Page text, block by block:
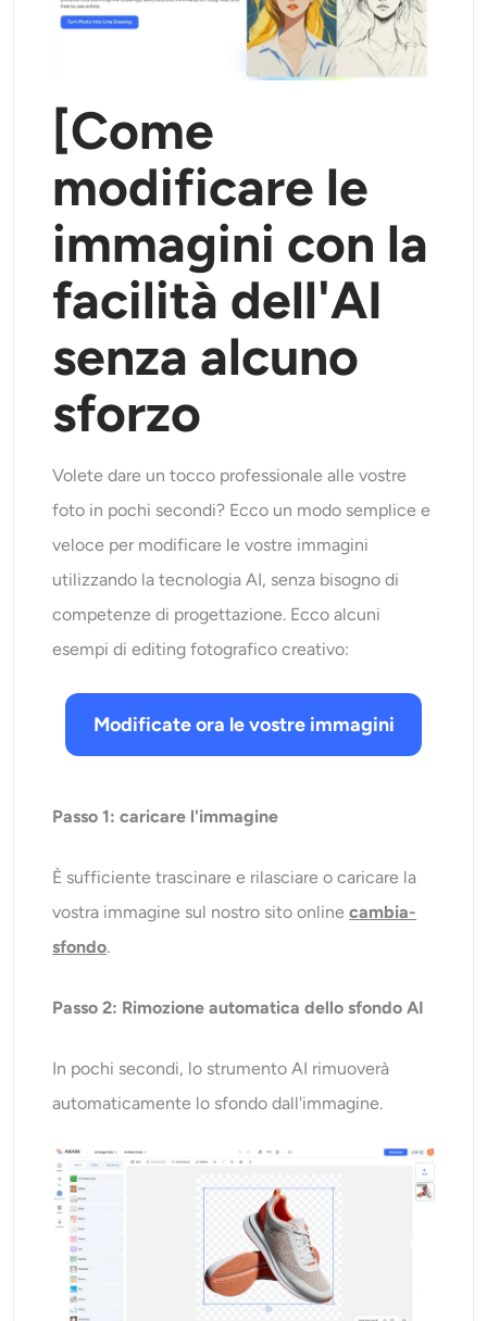
[Come
modificare le
immagini con la
facilità dell'AI
senza alcuno
sforzo
Volete dare un tocco professionale alle vostre
foto in pochi secondi? Ecco un modo semplice e
veloce per modificare le vostre immagini
utilizzando la tecnologia AI, senza bisogno di
competenze di progettazione. Ecco alcuni
esempi di editing fotografico creativo:
Modificate ora le vostre immagini
Passo 1: caricare l'immagine
È sufficiente trascinare e rilasciare o caricare la
vostra immagine sul nostro sito onlinecambia-
sfondo.
Passo 2: Rimozione automatica dello sfondo AI
In pochi secondi, lo strumento AI rimuoverà
automaticamente lo sfondo dall'immagine.